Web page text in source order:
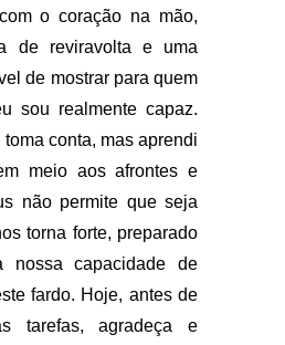
o coração na mão,
de reviravolta e uma
de mostrar para quem
sou realmente capaz.
conta, mas aprendi
meio aos afrontes e
não permite que seja
torna forte, preparado
nossa capacidade de
fardo. Hoje, antes de
tarefas, agradeça e